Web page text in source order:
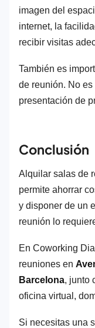
imagen del
internet, la
recibir visitas
También es
de reunión. No
presentación de
Conclusión
Alquilar salas de
permite ahorrar
y disponer de un
reunión lo
En Coworking
reuniones en
Barcelona, junto
oficina virtual,
Si necesitas una